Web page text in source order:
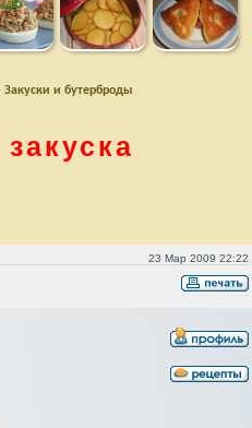
Закуски и бутерброды
23 Мар 2009 22:22